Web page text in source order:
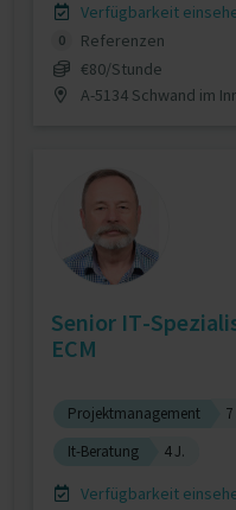
Verfügbarkeit
0
Referenzen
€80/Stunde
A-5134 Schwand im
Senior IT-
ECM
Projektmanagement
It-Beratung
4 J.
Verfügbarkeit